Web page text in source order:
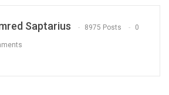
Saptarius 8975 Posts 0